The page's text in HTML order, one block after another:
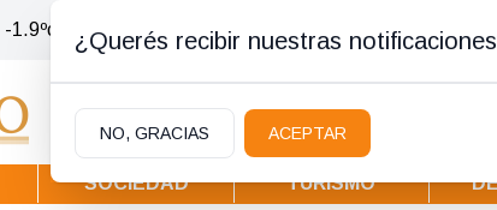
-1.9ºc | Villa la Angostura
SOCIEDAD TURISMO
¿Querés recibir nuestras
NO, GRACIAS ACEPTAR